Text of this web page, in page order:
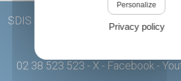
SDIS 45 : 195 rue de la
02 38 523 523 - X - Facebook-
Personalize
Privacy policy